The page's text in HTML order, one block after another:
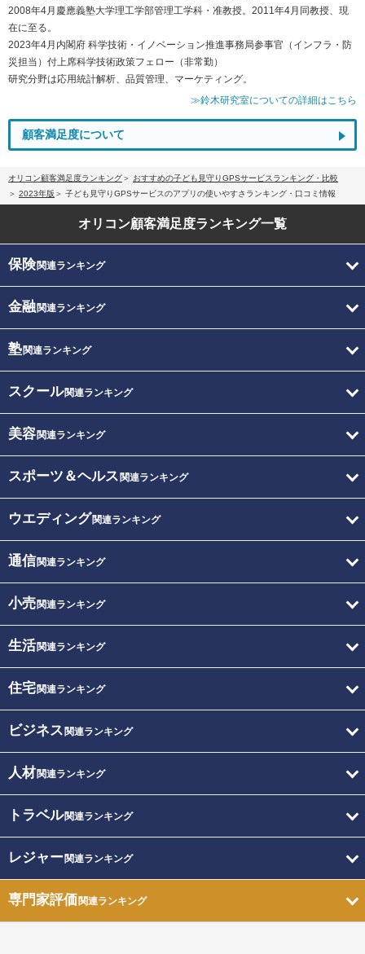
2008年4月慶應義塾大学理工学部管理工学科・准教授。2011年4月同教授、現
在に至る。
2023年4月内閣府 科学技術・イノベーション推進事務局参事官（インフラ・防
災担当）付上席科学技術政策フェロー（非常勤）
研究分野は応用統計解析、品質管理、マーケティング。
≫鈴木研究室についての詳細はこちら
顧客満足度について
オリコン顧客満足度ランキング
おすすめの子ども見守りGPSサービスランキング・比較
2023年版
子ども見守りGPSサービスのアプリの使いやすさランキング・口コミ情報
オリコン顧客満足度ランキング一覧
保険関連ランキング
金融関連ランキング
塾関連ランキング
スクール関連ランキング
美容関連ランキング
スポーツ＆ヘルス 関連ランキング
ウエディング関連ランキング
通信関連ランキング
小売関連ランキング
生活関連ランキング
住宅関連ランキング
ビジネス 関連ランキング
人材関連ランキング
トラベル関連ランキング
レジャー関連ランキング
専門家評価関連ランキング